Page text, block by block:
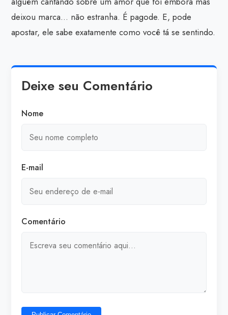
deixou marca… não estranha. É pagode. E, pode
apostar, ele sabe exatamente como você tá se sentindo.
Deixe seu Comentário
Nome
E-mail
Comentário